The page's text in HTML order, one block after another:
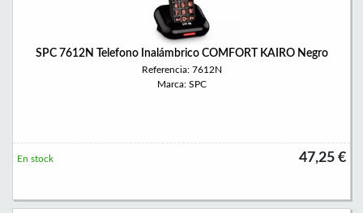
SPC 7612N Telefono Inalámbrico COMFORT KAIRO Negro
Referencia: 7612N
Marca: SPC
47,25 €
En stock